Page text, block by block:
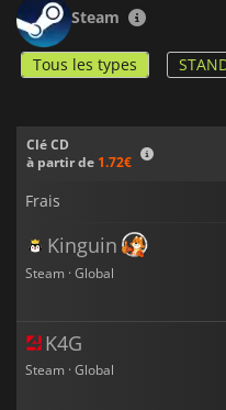
Steam
Tous les types
Clé CD
à partir de 1.72€
Frais
Kinguin
Steam · Global
K4G
Steam · Global